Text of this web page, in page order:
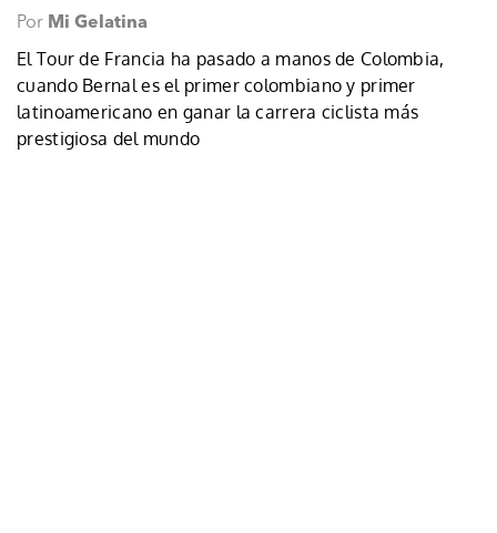
Por Mi Gelatina
El Tour de Francia ha pasado a manos de Colombia,
cuando Bernal es el primer colombiano y primer
latinoamericano en ganar la carrera ciclista más
prestigiosa del mundo